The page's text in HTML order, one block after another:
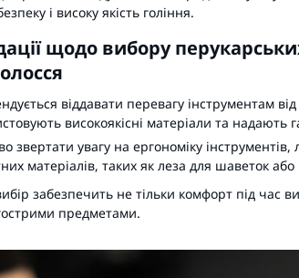
і високу якість гоління.
щодо вибору
віддавати перевагу інструментам
високоякісні матеріали та надають
звертати увагу на ергономіку інструментів,
матеріалів, таких як леза для шаветок
забезпечить не тільки комфорт під час
предметами.